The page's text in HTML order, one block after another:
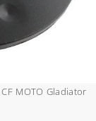
MOTO Gladiator